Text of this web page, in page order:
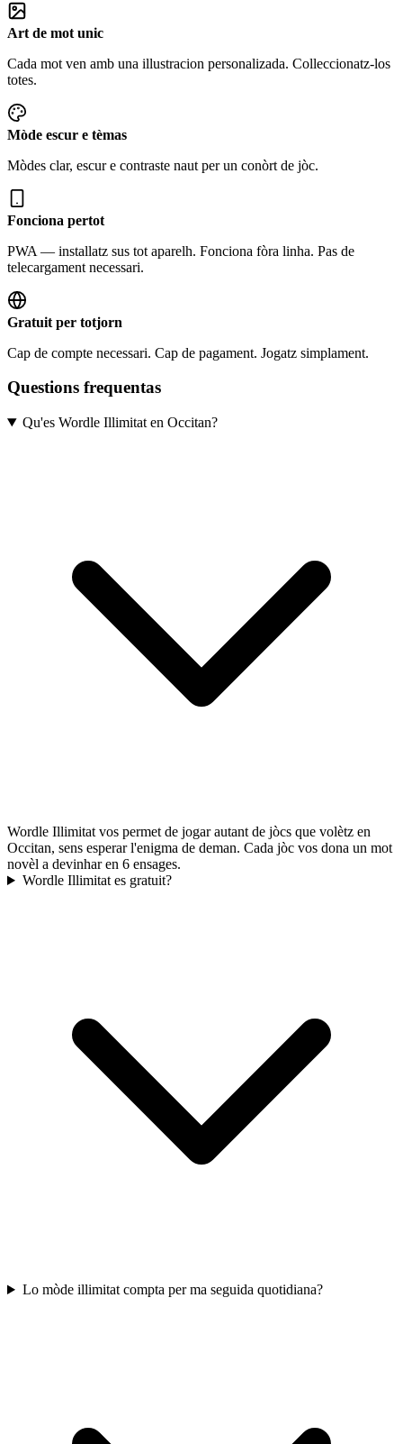
Art de mot unic
Cada mot ven amb una illustracion personalizada. Colleccionatz-los
totes.
Mòde escur e tèmas
Mòdes clar, escur e contraste naut per un conòrt de jòc.
Fonciona pertot
PWA — installatz sus tot aparelh. Fonciona fòra linha. Pas de
telecargament necessari.
Gratuit per totjorn
Cap de compte necessari. Cap de pagament. Jogatz simplament.
Questions frequentas
Qu'es Wordle Illimitat en Occitan?
Wordle Illimitat vos permet de jogar autant de jòcs que volètz en
Occitan, sens esperar l'enigma de deman. Cada jòc vos dona un mot
novèl a devinhar en 6 ensages.
Wordle Illimitat es gratuit?
Lo mòde illimitat compta per ma seguida quotidiana?